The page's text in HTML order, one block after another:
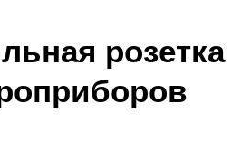
розетка